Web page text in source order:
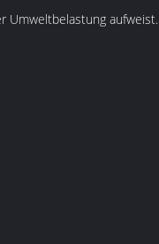
Umweltbelastung aufweist.